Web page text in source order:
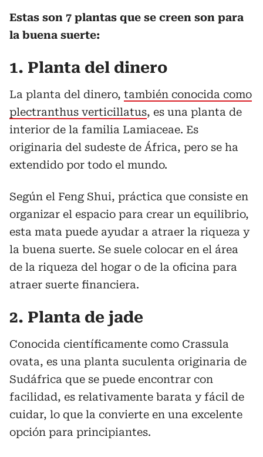
Estas son 7 plantas que se creen son para
la buena suerte:
1. Planta del dinero
La planta del dinero, también conocida como
plectranthus verticillatus, es una planta de
interior de la familia Lamiaceae. Es
originaria del sudeste de África, pero se ha
extendido por todo el mundo.
Según el Feng Shui, práctica que consiste en
organizar el espacio para crear un equilibrio,
esta mata puede ayudar a atraer la riqueza y
la buena suerte. Se suele colocar en el área
de la riqueza del hogar o de la oficina para
atraer suerte financiera.
2. Planta de jade
Conocida científicamente como Crassula
ovata, es una planta suculenta originaria de
Sudáfrica que se puede encontrar con
facilidad, es relativamente barata y fácil de
cuidar, lo que la convierte en una excelente
opción para principiantes.